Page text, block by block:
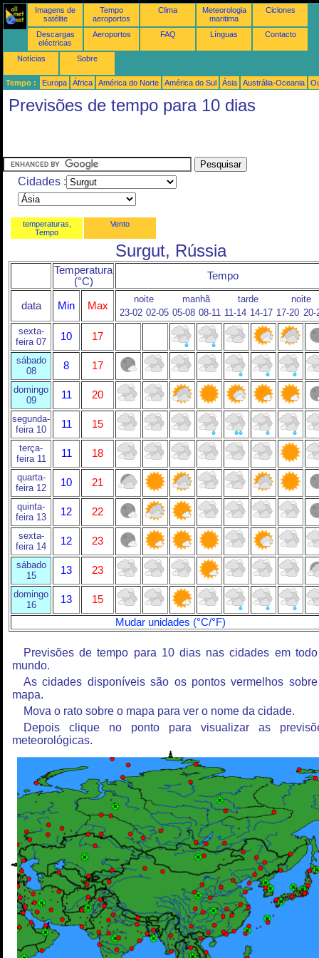
Imagens de
satélite
Tempo
aeroportos
Clima
Meteorologia
maritima
Ciclones
Descargas
eléctricas
Aeroportos FAQ Línguas Contacto
Notícias Sobre
Tempo : Europa África América do Norte América do Sul Ásia Austrália-Oceania
Previsões de tempo para 10 dias
Cidades :
temperaturas,
Tempo
Vento
Surgut, Rússia
Temperatura
(°C)
Tempo
data Min Max
noite manhã tarde
noite
23-02 02-05 05-08 08-11 11-14 14-17 17-20 20-
sexta-
feira 07
10 17
sábado
08
8 17
domingo
09
11 20
segunda-
feira 10
11 15
terça-
feira 11
11 18
quarta-
feira 12
10 21
quinta-
feira 13
12 22
sexta-
feira 14
12 23
sábado
15
13 23
domingo
16
13
15
Mudar unidades (°C/°F)
Previsões de tempo para 10 dias nas cidades em
mundo.
As cidades disponíveis são os pontos vermelhos
mapa.
Mova o rato sobre o mapa para ver o nome da cidade.
Depois clique no ponto para visualizar as
meteorológicas.